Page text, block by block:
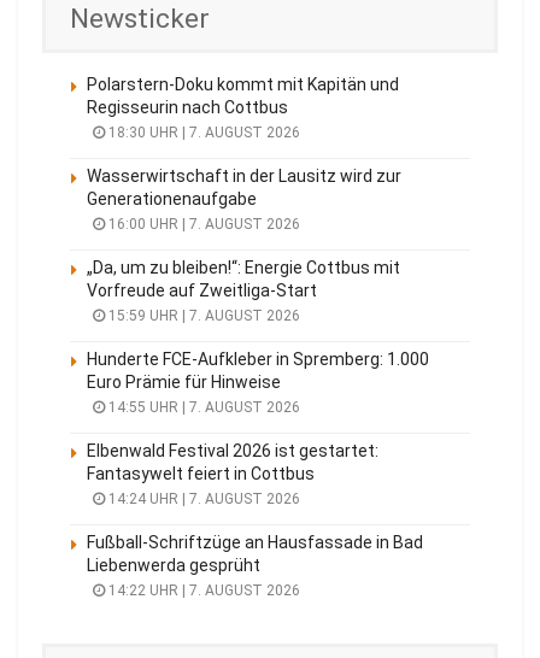
Newsticker
Polarstern-Doku kommt mit Kapitän und
Regisseurin nach Cottbus
18:30 UHR | 7. AUGUST 2026
Wasserwirtschaft in der Lausitz wird zur
Generationenaufgabe
16:00 UHR | 7. AUGUST 2026
„Da, um zu bleiben!“: Energie Cottbus mit
Vorfreude auf Zweitliga-Start
15:59 UHR | 7. AUGUST 2026
Hunderte FCE-Aufkleber in Spremberg: 1.000
Euro Prämie für Hinweise
14:55 UHR | 7. AUGUST 2026
Elbenwald Festival 2026 ist gestartet:
Fantasywelt feiert in Cottbus
14:24 UHR | 7. AUGUST 2026
Fußball-Schriftzüge an Hausfassade in Bad
Liebenwerda gesprüht
14:22 UHR | 7. AUGUST 2026